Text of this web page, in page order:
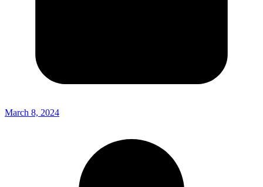
March 8, 2024